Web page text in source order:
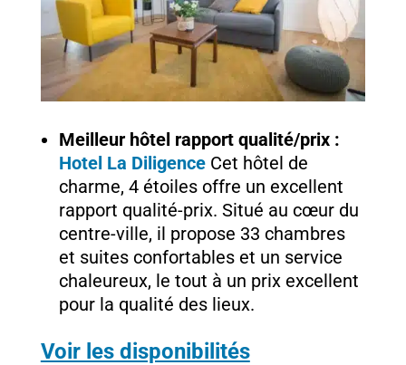
Meilleur hôtel rapport qualité/prix :
Hotel La DiligenceCet hôtel de
charme, 4 étoiles offre un excellent
rapport qualité-prix. Situé au cœur du
centre-ville, il propose 33 chambres
et suites confortables et un service
chaleureux, le tout à un prix excellent
pour la qualité des lieux.
Voir les disponibilités